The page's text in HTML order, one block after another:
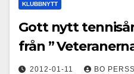
KLUBBNYTT
Gott nytt
från ”
2012-01-11 BO